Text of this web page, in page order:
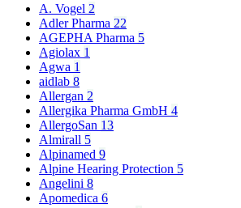
A. Vogel 2
Adler Pharma 22
AGEPHA Pharma 5
Agiolax 1
Agwa 1
aidlab 8
Allergan 2
Allergika Pharma GmbH 4
AllergoSan 13
Almirall 5
Alpinamed 9
Alpine Hearing Protection 5
Angelini 8
Apomedica 6